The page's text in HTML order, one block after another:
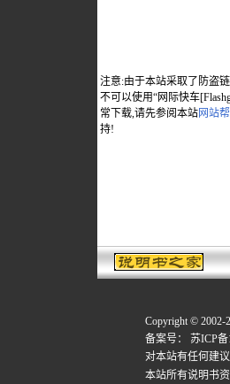
注意:由于本站采取了防盗
不可以使用“网际快车
常下载,请先参阅本站网站
持!
Copyright © 2002-
备案号：
苏ICP备
对本站有任何建
本站所有说明书